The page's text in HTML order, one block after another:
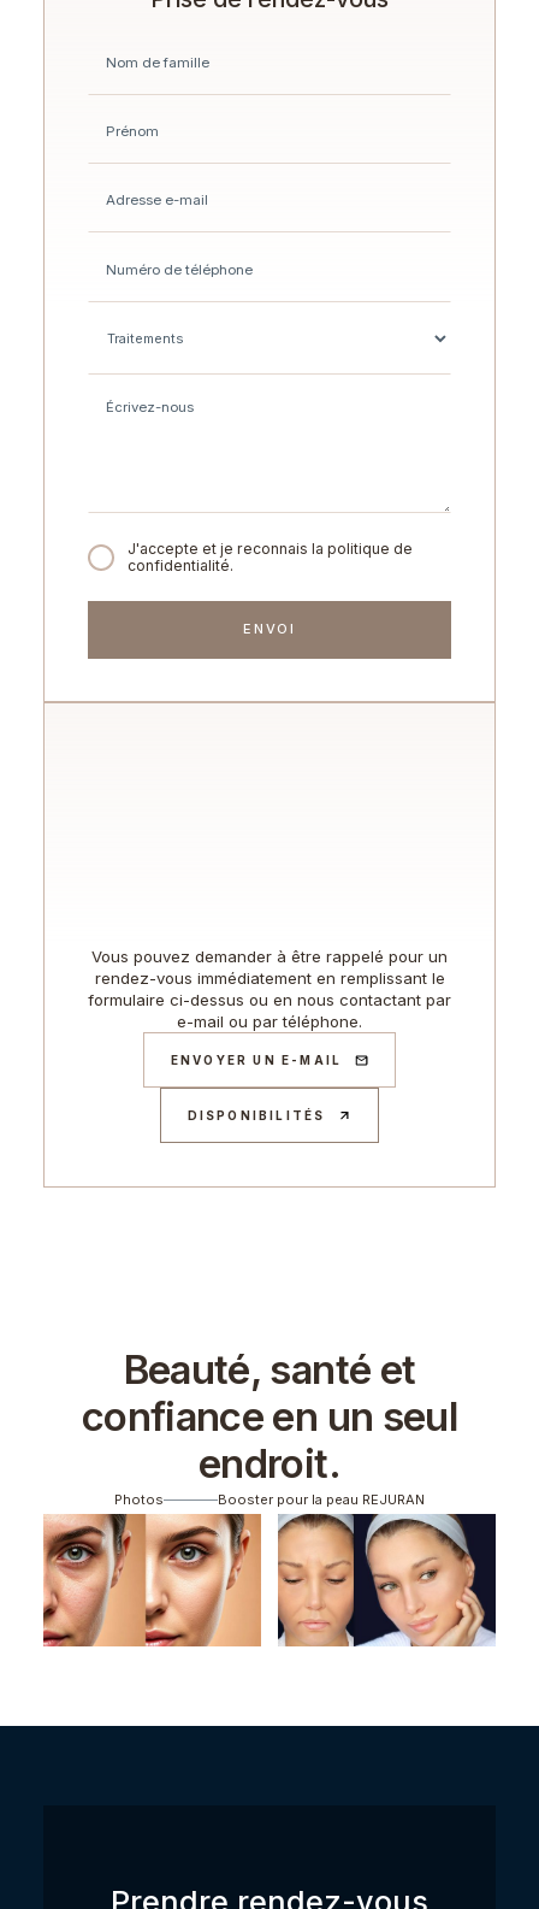
J'accepte et je reconnais la politique de
confidentialité.
Vous pouvez demander à être rappelé pour un
rendez-vous immédiatement en remplissant le
formulaire ci-dessus ou en nous contactant par
e-mail ou par téléphone.
ENVOYER UN E-MAIL
DISPONIBILITÉS
Beauté, santé et
confiance en un seul
endroit.
Photos Booster pour la peau REJURAN
Prendre rendez-vous